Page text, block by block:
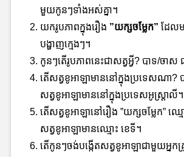
មួយកូនៗទាំងអស់គ្នា។
យករូបភាពក្នុងរឿង ”យក្សចម្លែក” ដែល
បង្ហាញក្មេងៗ។
កូនៗតើរូបភាពនេះជាសត្វអ្វី? បាទ/ចាស
តើសត្វខូអាឡាមាននៅក្នុងប្រទេសណា?
សត្វខូអាឡាមាននៅក្នុងប្រទេសអូស្ត្រាលី។
តើសត្វខូអាឡានៅរឿង ”យក្សចម្លែក” ឈ្ម
សត្វខូអាឡាមានឈ្មោះ ខេទី។
តើកូនៗចង់បង្កើតសត្វខូអាឡាជាមួយអ្នកគ្